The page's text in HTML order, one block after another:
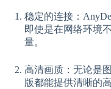
稳定的连接：
即使是在网络环境
量。
高清画质：无论是
版都能提供清晰的